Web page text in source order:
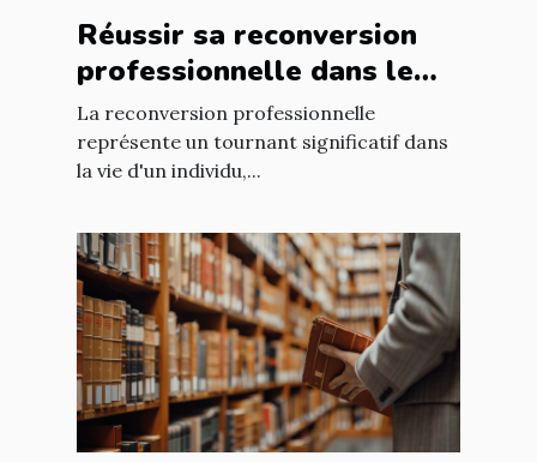
Réussir sa reconversion
professionnelle dans le
secteur technologique
plan d'action et
compétences requises
La reconversion professionnelle
représente un tournant significatif dans
la vie d'un individu,...